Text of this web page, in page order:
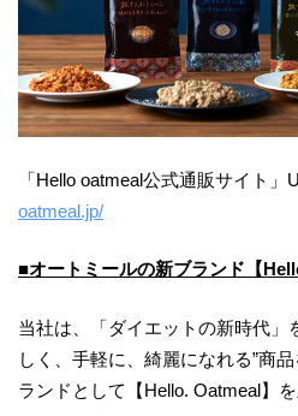
「Hello oatmeal公式通販サイト」
oatmeal.jp/
■オートミールの新ブランド【
当社は、「ダイエットの新時代」
しく、手軽に、綺麗になれる”商
ランドとして【Hello. Oatmeal】を